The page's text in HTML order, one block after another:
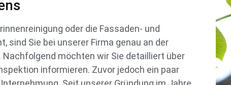
oder die Fassaden- und
sind Sie bei unserer Firma genau an der
Nachfolgend möchten wir Sie detailliert über
informieren. Zuvor jedoch ein paar